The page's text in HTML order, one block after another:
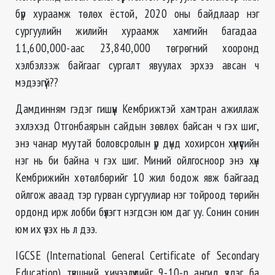
бүр хураамж төлөх ёстой, 2020 оны байдлаар нэг
сургуулийн жилийн хураамж хамгийн багадаа
11,600,000-аас 23,840,000 төгрөгний хооронд
хэлбэлзэж байгааг сургалт явуулах эрхээ авсан ч
мэдээгүй??
Дамдинням гэдэг гишүүн Кембрижтэй хамтран ажиллаж
эхлэхэд Отгонбаярын сайдын зөвлөх байсан ч гэх шиг,
энэ чанар муутай боловсролын үр дүнд хохирсон хүмүүсийн
нэг нь би байна ч гэх шиг. Миний ойлгосноор энэ хүн
Кембрижийн хөтөлбөрийг 10 жил бодож явж байгаад
ойлгож аваад тэр гурван сургуулиар нэг тойроод төрийн
ордонд ирж лобби бүлэгт нэгдсэн юм даг уу. Сонин сонин
юм их үзэх нь л дээ.
IGCSE (International General Certificate of Secondary